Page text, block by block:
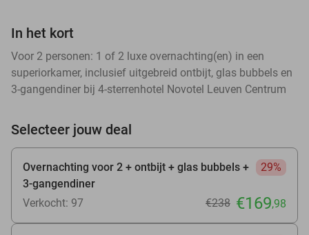
In het kort
Voor 2 personen: 1 of 2 luxe overnachting(en) in een
superiorkamer, inclusief uitgebreid ontbijt, glas bubbels en
3-gangendiner bij 4-sterrenhotel Novotel Leuven Centrum
Selecteer jouw deal
Overnachting voor 2 + ontbijt + glas bubbels +
3-gangendiner
29%
Verkocht: 97 €238 €169,98